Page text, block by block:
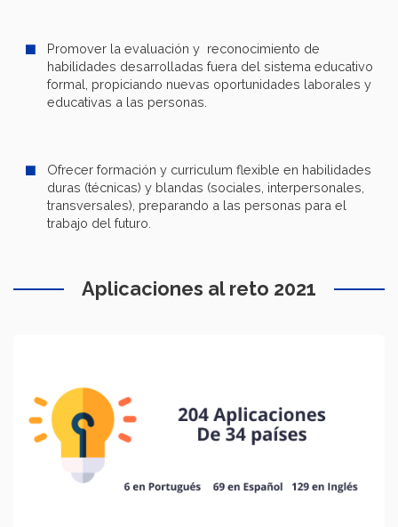
Promover la evaluación y reconocimiento de
habilidades desarrolladas fuera del sistema educativo
formal, propiciando nuevas oportunidades laborales y
educativas a las personas.
Ofrecer formación y curriculum flexible en habilidades
duras (técnicas) y blandas (sociales, interpersonales,
transversales), preparando a las personas para el
trabajo del futuro.
Aplicaciones al reto 2021